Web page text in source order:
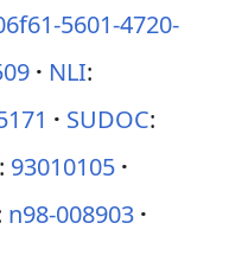
5601-4720-
NLI:
SUDOC:
: 93010105
n98-008903